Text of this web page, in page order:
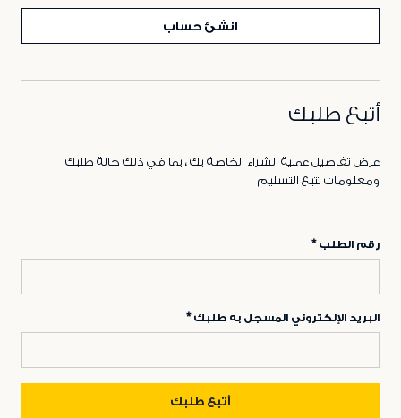
انشئ حساب
أتبع طلبك
عرض تفاصيل عملية الشراء الخاصة بك ، بما في ذلك حالة طلبك
ومعلومات تتبع التسليم
رقم الطلب
البريد الإلكتروني المسجل به طلبك
أتبع طلبك